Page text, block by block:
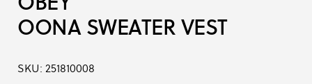
OONA SWEATER VEST
SKU: 251810008